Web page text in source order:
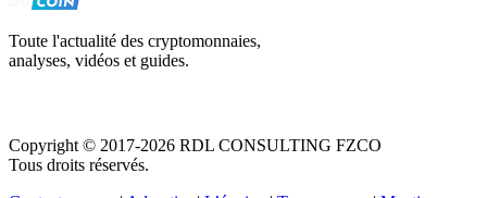
Toute l'actualité des cryptomonnaies,
analyses, vidéos et guides.
Copyright © 2017-2026 RDL CONSULTING FZCO
Tous droits réservés.